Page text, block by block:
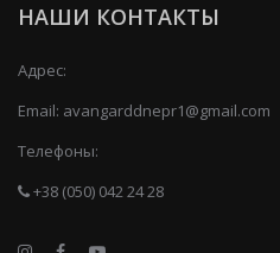
НАШИ КОНТАКТЫ
Адрес:
Email: avangarddnepr1@gmail.com
Телефоны:
+38 (050) 042 24 28